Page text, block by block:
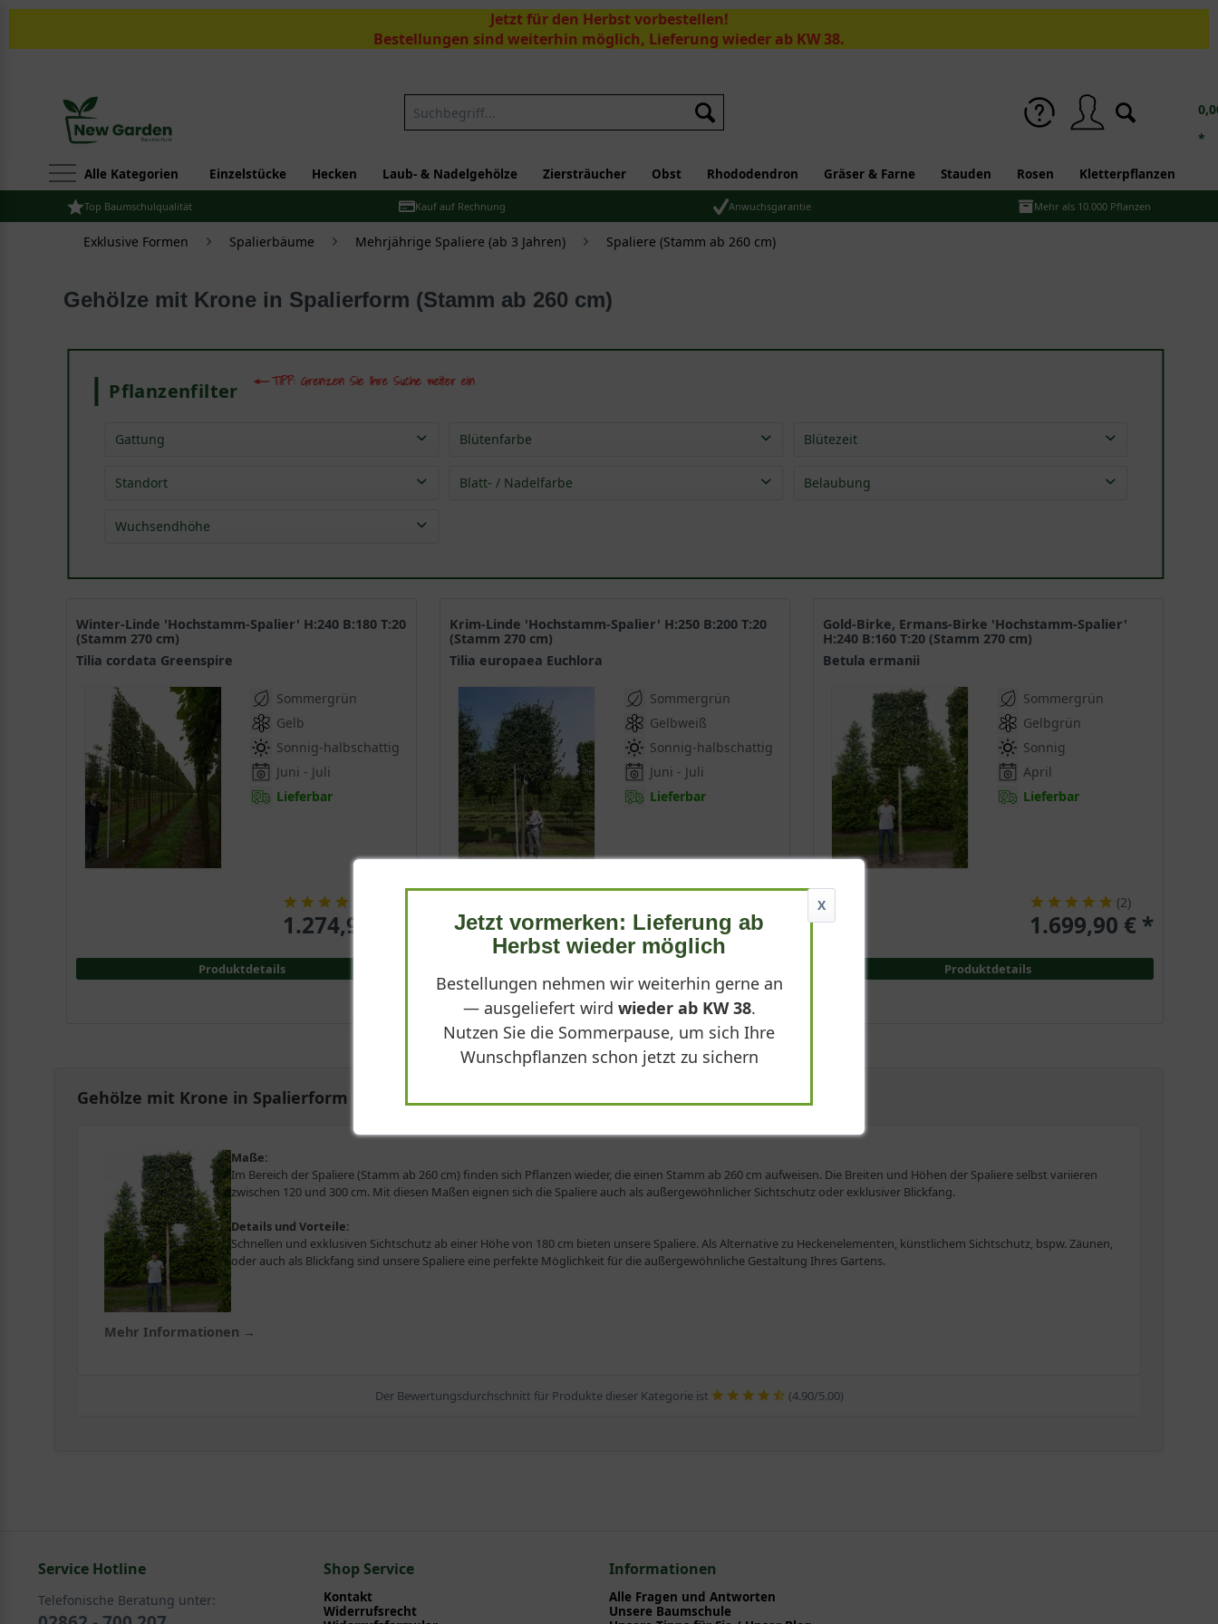
Jetzt für den Herbst vorbestellen!
Bestellungen sind weiterhin möglich, Lieferung wieder ab KW 38.
Suchen
*
Alle Kategorien Einzelstücke Hecken Laub- & Nadelgehölze Ziersträucher Obst Rhododendron Gräser & Farne Stauden Rosen Kletterpflanzen
Top Baumschulqualität Kauf auf Rechnung Anwuchsgarantie Mehr als 10.000 Pflanzen
Exklusive Formen Spalierbäume Mehrjährige Spaliere (ab 3 Jahren) Spaliere (Stamm ab 260 cm)
Gehölze mit Krone in Spalierform (Stamm ab 260 cm)
Pflanzenfilter
Gattung
Birke - Betula
Blütenfarbe
gelb(1)
Blütezeit
Apr(1)
Standort Blatt- / Nadelfarbe Belaubung
Wuchsendhöhe
Gold-Birke, Ermans-Birke 'Hochstamm-Spalier'
H:240 B:160 T:20 (Stamm 270 cm)
Betula ermanii
Sommergrün
Gelbgrün
Sonnig
April
Lieferbar
(2)
1.699,90 € *
Produktdetails
Krim-Linde 'Hochstamm-Spalier' H:250 B:200 T:20
(Stamm 270 cm)
Tilia europaea Euchlora
Sommergrün
Gelbweiß
Sonnig-halbschattig
Juni - Juli
Lieferbar
1.399,90 € *
Winter-Linde 'Hochstamm-Spalier' H:240 B:180 T:20
(Stamm 270 cm)
Tilia cordata Greenspire
Sommergrün
Gelb
Sonnig-halbschattig
Juni - Juli
Lieferbar
1.274,90 € *
Produktdetails
Gehölze mit Krone in Spalierform (Stamm ab 260 cm)
Maße:
Im Bereich der Spaliere (Stamm ab 260 cm) finden sich Pflanzen wieder, die einen Stamm ab 260 cm aufweisen. Die Breiten und Höhen der Spaliere selbst variieren
zwischen 120 und 300 cm. Mit diesen Maßen eignen sich die Spaliere auch als außergewöhnlicher Sichtschutz oder exklusiver Blickfang.
Details und Vorteile:
Schnellen und exklusiven Sichtschutz ab einer Höhe von 180 cm bieten unsere Spaliere. Als Alternative zu Heckenelementen, künstlichem Sichtschutz, bspw. Zäunen,
oder auch als Blickfang sind unsere Spaliere eine perfekte Möglichkeit für die außergewöhnliche Gestaltung Ihres Gartens.
Mehr Informationen →
Der Bewertungsdurchschnitt für Produkte dieser Kategorie ist (4.90/5.00)
X
Jetzt vormerken: Lieferung ab
Herbst wieder möglich
Bestellungen nehmen wir weiterhin gerne an
— ausgeliefert wird wieder ab KW 38.
Nutzen Sie die Sommerpause, um sich Ihre
Wunschpflanzen schon jetzt zu sichern
Service Hotline
Telefonische Beratung unter:
Shop Service
Kontakt
Widerrufsrecht
Informationen
Alle Fragen und Antworten
Unsere Baumschule